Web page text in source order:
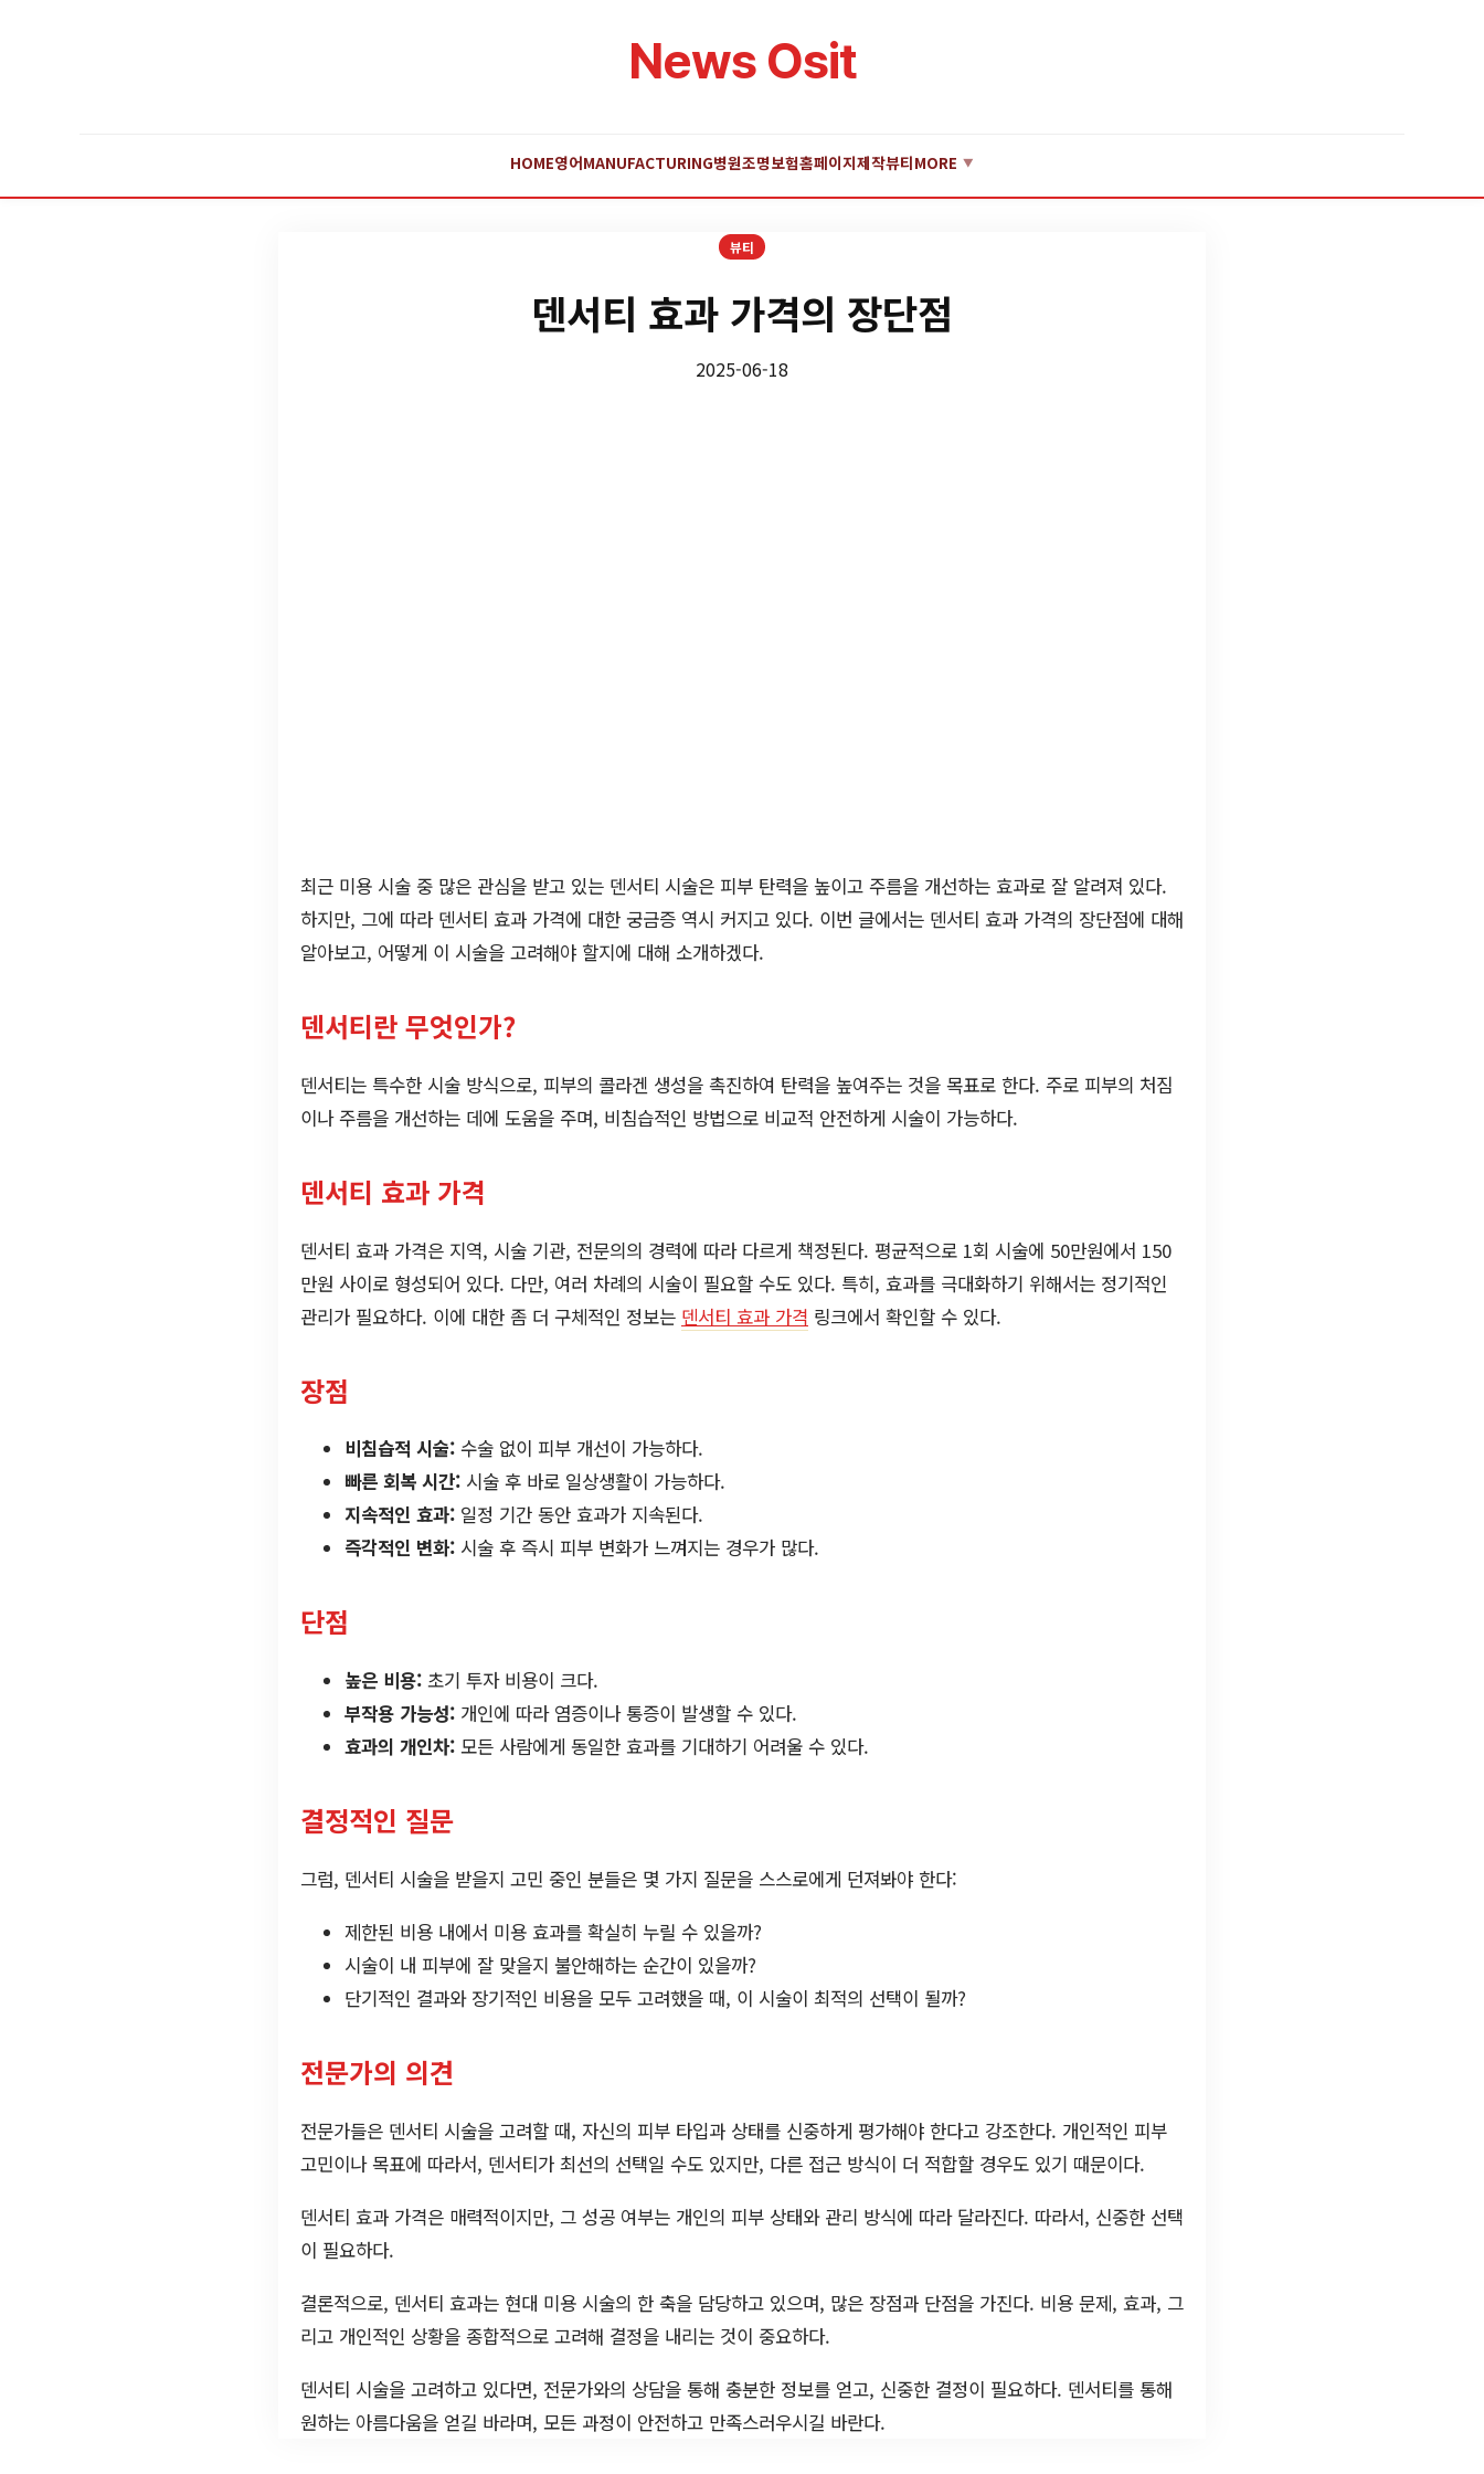
News Osit
HOME영어MANUFACTURING병원조명보험홈페이지제작뷰티MORE ▼
뷰티
덴서티 효과 가격의 장단점
2025-06-18
최근 미용 시술 중 많은 관심을 받고 있는 덴서티 시술은 피부 탄력을 높이고 주름을 개선하는 효과로 잘 알려져 있다.
하지만, 그에 따라 덴서티 효과 가격에 대한 궁금증 역시 커지고 있다. 이번 글에서는 덴서티 효과 가격의 장단점에 대해
알아보고, 어떻게 이 시술을 고려해야 할지에 대해 소개하겠다.
덴서티란 무엇인가?
덴서티는 특수한 시술 방식으로, 피부의 콜라겐 생성을 촉진하여 탄력을 높여주는 것을 목표로 한다. 주로 피부의 처짐
이나 주름을 개선하는 데에 도움을 주며, 비침습적인 방법으로 비교적 안전하게 시술이 가능하다.
덴서티 효과 가격
덴서티 효과 가격은 지역, 시술 기관, 전문의의 경력에 따라 다르게 책정된다. 평균적으로 1회 시술에 50만원에서 150
만원 사이로 형성되어 있다. 다만, 여러 차례의 시술이 필요할 수도 있다. 특히, 효과를 극대화하기 위해서는 정기적인
관리가 필요하다. 이에 대한 좀 더 구체적인 정보는 덴서티 효과 가격 링크에서 확인할 수 있다.
장점
비침습적 시술: 수술 없이 피부 개선이 가능하다.
빠른 회복 시간: 시술 후 바로 일상생활이 가능하다.
지속적인 효과: 일정 기간 동안 효과가 지속된다.
즉각적인 변화: 시술 후 즉시 피부 변화가 느껴지는 경우가 많다.
단점
높은 비용: 초기 투자 비용이 크다.
부작용 가능성: 개인에 따라 염증이나 통증이 발생할 수 있다.
효과의 개인차: 모든 사람에게 동일한 효과를 기대하기 어려울 수 있다.
결정적인 질문
그럼, 덴서티 시술을 받을지 고민 중인 분들은 몇 가지 질문을 스스로에게 던져봐야 한다:
제한된 비용 내에서 미용 효과를 확실히 누릴 수 있을까?
시술이 내 피부에 잘 맞을지 불안해하는 순간이 있을까?
단기적인 결과와 장기적인 비용을 모두 고려했을 때, 이 시술이 최적의 선택이 될까?
전문가의 의견
전문가들은 덴서티 시술을 고려할 때, 자신의 피부 타입과 상태를 신중하게 평가해야 한다고 강조한다. 개인적인 피부
고민이나 목표에 따라서, 덴서티가 최선의 선택일 수도 있지만, 다른 접근 방식이 더 적합할 경우도 있기 때문이다.
덴서티 효과 가격은 매력적이지만, 그 성공 여부는 개인의 피부 상태와 관리 방식에 따라 달라진다. 따라서, 신중한 선택
이 필요하다.
결론적으로, 덴서티 효과는 현대 미용 시술의 한 축을 담당하고 있으며, 많은 장점과 단점을 가진다. 비용 문제, 효과, 그
리고 개인적인 상황을 종합적으로 고려해 결정을 내리는 것이 중요하다.
덴서티 시술을 고려하고 있다면, 전문가와의 상담을 통해 충분한 정보를 얻고, 신중한 결정이 필요하다. 덴서티를 통해
원하는 아름다움을 얻길 바라며, 모든 과정이 안전하고 만족스러우시길 바란다.